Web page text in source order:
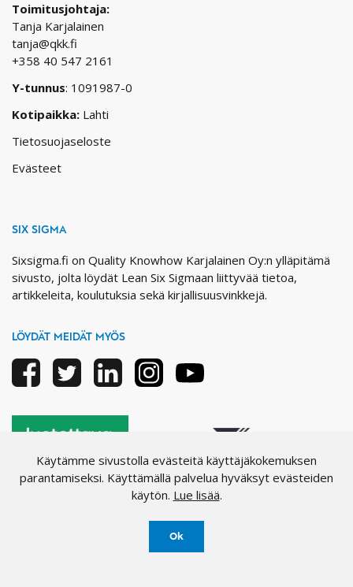
Toimitusjohtaja:
Tanja Karjalainen
tanja@qkk.fi
+358 40 547 2161
Y-tunnus: 1091987-0
Kotipaikka: Lahti
Tietosuojaseloste
Evästeet
SIX SIGMA
Sixsigma.fi on Quality Knowhow Karjalainen Oy:n ylläpitämä
sivusto, jolta löydät Lean Six Sigmaan liittyvää tietoa,
artikkeleita, koulutuksia sekä kirjallisuusvinkkejä.
LÖYDÄT MEIDÄT MYÖS
FacebookTwitter LinkedinInstagramYoutube
Käytämme sivustolla evästeitä käyttäjäkokemuksen
parantamiseksi. Käyttämällä palvelua hyväksyt evästeiden
käytön. Lue lisää.
Ok